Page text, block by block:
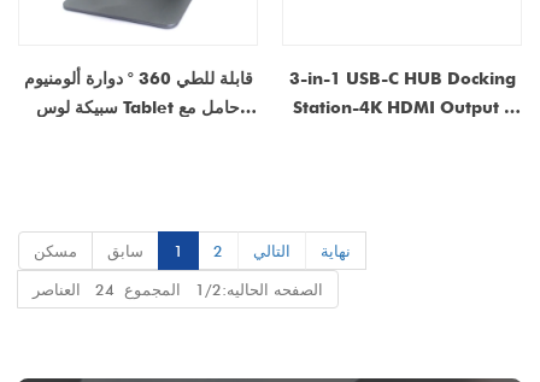
قابلة للطي 360 ° دوارة ألومنيوم
سبيكة لوس Tablet حامل مع
3-in-1 USB-C HUB Docking
Station-4K HDMI Output و
مسكن سابق 1 2 التالي
نهاية
الصفحه الحاليه:1/2 المجموع 24 العناصر